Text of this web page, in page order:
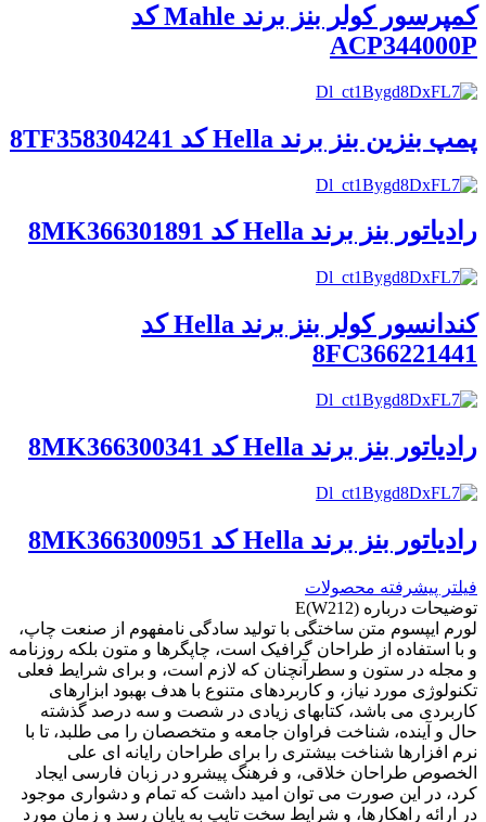
کمپرسور کولر بنز برند Mahle کد
ACP344000P
پمپ بنزین بنز برند Hella کد 8TF358304241
رادیاتور بنز برند Hella کد 8MK366301891
کندانسور کولر بنز برند Hella کد
8FC366221441
رادیاتور بنز برند Hella کد 8MK366300341
رادیاتور بنز برند Hella کد 8MK366300951
فیلتر پیشرفته محصولات
توضیحات درباره E(W212)
لورم ایپسوم متن ساختگی با تولید سادگی نامفهوم از صنعت چاپ،
و با استفاده از طراحان گرافیک است، چاپگرها و متون بلکه روزنامه
و مجله در ستون و سطرآنچنان که لازم است، و برای شرایط فعلی
تکنولوژی مورد نیاز، و کاربردهای متنوع با هدف بهبود ابزارهای
کاربردی می باشد، کتابهای زیادی در شصت و سه درصد گذشته
حال و آینده، شناخت فراوان جامعه و متخصصان را می طلبد، تا با
نرم افزارها شناخت بیشتری را برای طراحان رایانه ای علی
الخصوص طراحان خلاقی، و فرهنگ پیشرو در زبان فارسی ایجاد
کرد، در این صورت می توان امید داشت که تمام و دشواری موجود
در ارائه راهکارها، و شرایط سخت تایپ به پایان رسد و زمان مورد